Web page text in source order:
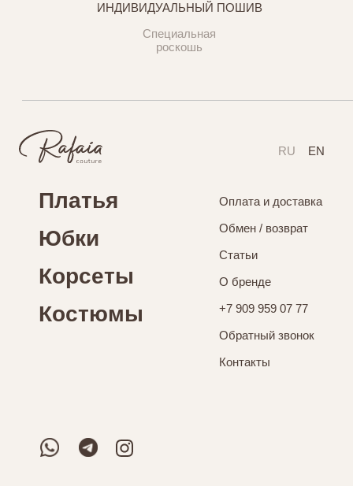
Специальная
роскошь
ИНДИВИДУАЛЬНЫЙ ПОШИВ
Платья
Юбки
Корсеты
Костюмы
+7 909 959 07 77
Обратный звонок
Контакты
RU EN
Оплата и доставка
Обмен / возврат
Статьи
О бренде